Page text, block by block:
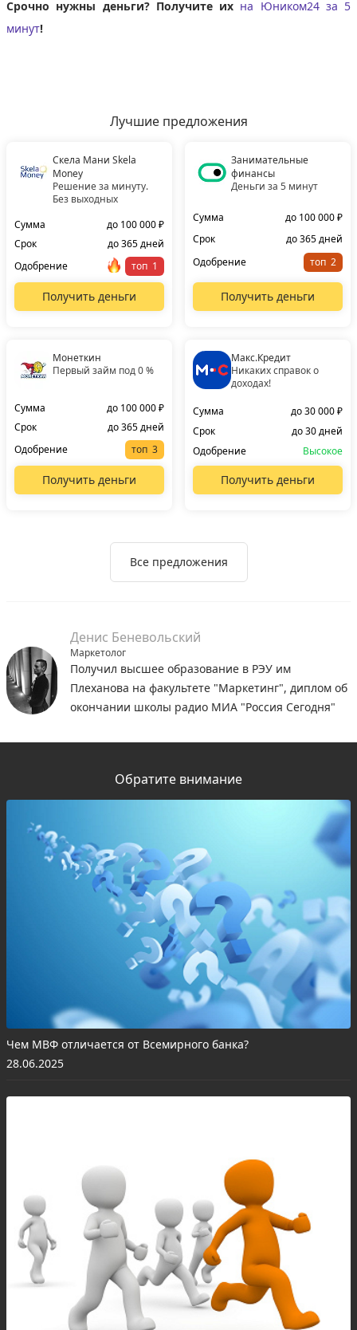
Срочно нужны деньги? Получите их на Юником24 за 5
минут!
Лучшие предложения
Скела Мани Skela
Money
Решение за минуту.
Без выходных
Сумма
до 100 000 ₽
Срок
до 365 дней
Одобрение
топ
Получить деньги
Занимательные
финансы
Деньги за 5 минут
Сумма
до 100 000 ₽
Срок
до 365 дней
Одобрение
топ
Получить деньги
Монеткин
Первый займ под 0 %
Сумма
до 100 000 ₽
Срок
до 365 дней
Одобрение
топ
Получить деньги
Макс.Кредит
Никаких справок о
доходах!
Сумма
до 30 000 ₽
Срок
до 30 дней
Одобрение
Высокое
Получить деньги
Все предложения
Денис Беневольский
Маркетолог
Получил высшее образование в РЭУ им
Плеханова на факультете "Маркетинг", диплом об
окончании школы радио МИА "Россия Сегодня"
Обратите внимание
Чем МВФ отличается от Всемирного банка?
28.06.2025